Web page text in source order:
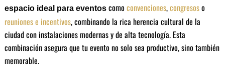
espacio ideal para eventoscomoconvenciones,congresoso
reuniones e incentivos, combinando la rica herencia cultural de la
ciudad con instalaciones modernas y de alta tecnología. Esta
combinación asegura que tu evento no solo sea productivo, sino también
memorable.